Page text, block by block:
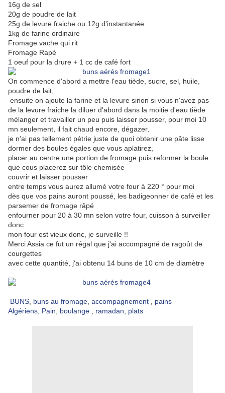
16g de sel
20g de poudre de lait
25g de levure fraiche ou 12g d'instantanée
1kg de farine ordinaire
Fromage vache qui rit
Fromage Rapé
1 oeuf pour la drure + 1 cc de café fort
On commence d'abord a mettre l'eau tiède, sucre, sel, huile,
poudre de lait,
ensuite on ajoute la farine et la levure sinon si vous n'avez pas
de la levure fraiche la diluer d'abord dans la moitie d'eau tiède
mélanger et travailler un peu puis laisser pousser, pour moi 10
mn seulement, il fait chaud encore, dégazer,
je n'ai pas tellement pétrie juste de quoi obtenir une pâte lisse
dormer des boules égales que vous aplatirez,
placer au centre une portion de fromage puis reformer la boule
que cous placerez sur tôle chemisée
couvrir et laisser pousser
entre temps vous aurez allumé votre four à 220 ° pour moi
dès que vos pains auront poussé, les badigeonner de café et les
parsemer de fromage râpé
enfourner pour 20 à 30 mn selon votre four, cuisson à surveiller
donc
mon four est vieux donc, je surveille !!
Merci Assia ce fut un régal que j'ai accompagné de ragoût de
courgettes
avec cette quantité, j'ai obtenu 14 buns de 10 cm de diamètre
BUNS buns au fromage accompagnement
pains
Algériens Pain boulange ramadan plats